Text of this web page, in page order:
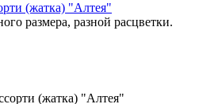
(жатка) "Алтея"
размера, разной расцветки.